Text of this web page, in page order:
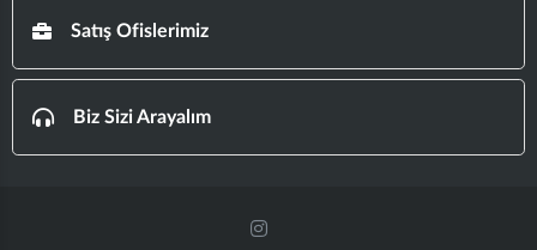
Satış Ofislerimiz
Biz Sizi Arayalım